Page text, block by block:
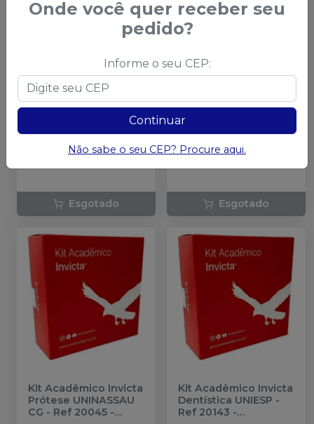
Prótese AVANTE
Esgotado
AVANTE COESP
Esgotado
Kit Acadêmico Invicta
Prótese UNINASSAU
CG - Ref 20045 -
Kit Acadêmico Invicta
Dentística UNIESP -
Ref 20143 -
Onde você quer receber seu
pedido?
Informe o seu CEP:
Continuar
Não sabe o seu CEP? Procure aqui.